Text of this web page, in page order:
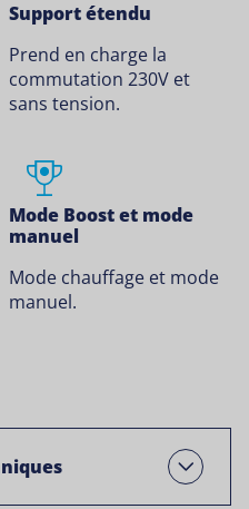
Support étendu
Prend en charge la
commutation 230V et
sans tension.
Mode Boost et mode
manuel
Mode chauffage et mode
manuel.
Ouvrir